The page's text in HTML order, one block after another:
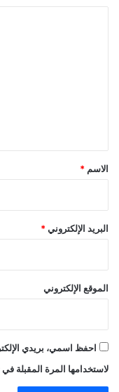
*
الاسم *
البريد الإلكتروني *
الموقع الإلكتروني
احفظ اسمي، بريدي
لاستخدامها المرة المقبلة